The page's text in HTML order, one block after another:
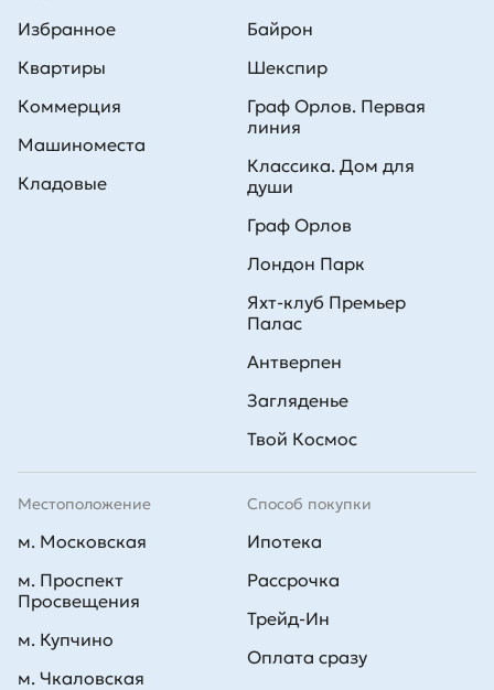
Избранное
Квартиры
Коммерция
Машиноместа
Кладовые
Способ покупки
Ипотека
Рассрочка
Трейд-Ин
Оплата сразу
Байрон
Шекспир
Граф Орлов. Первая
линия
Классика. Дом для
души
Граф Орлов
Лондон Парк
Яхт-клуб Премьер
Палас
Антверпен
Загляденье
Твой Космос
Местоположение
м. Московская
м. Проспект
Просвещения
м. Купчино
м. Чкаловская